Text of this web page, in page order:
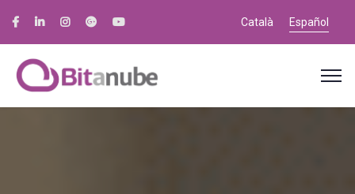
Català Español